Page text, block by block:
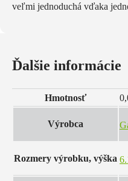
veľmi jednoduchá vďaka
Ďalšie informácie
Hmotnosť
Výrobca
Rozmery výrobku, výška